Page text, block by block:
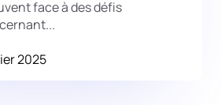
face à des défis
2025